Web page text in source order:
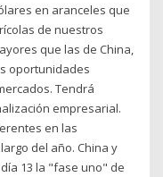
en aranceles que
de nuestros
que las de China,
oportunidades
Tendrá
empresarial.
en las
del año. China y
13 la "fase uno" de